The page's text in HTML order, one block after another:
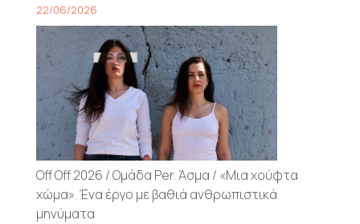
22/06/2026
Off Off 2026 / Ομάδα Per. Άσμα / «Μια χούφτα
χώμα». Ένα έργο με βαθιά ανθρωπιστικά
μηνύματα